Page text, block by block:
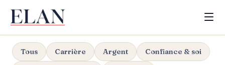
Tous Carrière Argent Confiance & soi